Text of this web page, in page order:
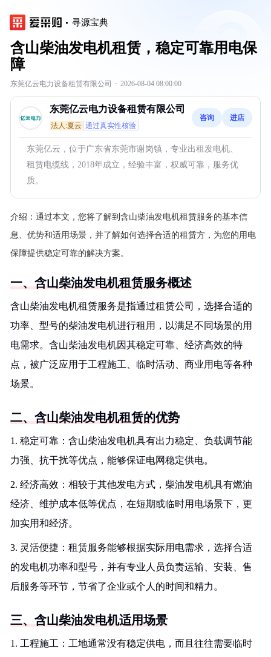
寻源宝典
含山柴油发电机租赁，稳定可靠用电保
障
东莞亿云电力设备租赁有限公司 · 2026-08-04 08:00:00
东莞亿云电力设备租赁有限公司
法人:夏云 通过真实性核验
咨询 进店
东莞亿云，位于广东省东莞市谢岗镇，专业出租发电机、
租赁电缆线，2018年成立，经验丰富，权威可靠，服务优
质。
介绍： 通过本文，您将了解到含山柴油发电机租赁服务的基本信
息、优势和适用场景，并了解如何选择合适的租赁方，为您的用电
保障提供稳定可靠的解决方案。
一、含山柴油发电机租赁服务概述
含山柴油发电机租赁服务是指通过租赁公司，选择合适的
功率、型号的柴油发电机进行租用，以满足不同场景的用
电需求。含山柴油发电机因其稳定可靠、经济高效的特
点，被广泛应用于工程施工、临时活动、商业用电等各种
场景。
二、含山柴油发电机租赁的优势
1. 稳定可靠：含山柴油发电机具有出力稳定、负载调节能
力强、抗干扰等优点，能够保证电网稳定供电。
2. 经济高效：相较于其他发电方式，柴油发电机具有燃油
经济、维护成本低等优点，在短期或临时用电场景下，更
加实用和经济。
3. 灵活便捷：租赁服务能够根据实际用电需求，选择合适
的发电机功率和型号，并有专业人员负责运输、安装、售
后服务等环节，节省了企业或个人的时间和精力。
三、含山柴油发电机适用场景
1. 工程施工：工地通常没有稳定供电，而且往往需要临时